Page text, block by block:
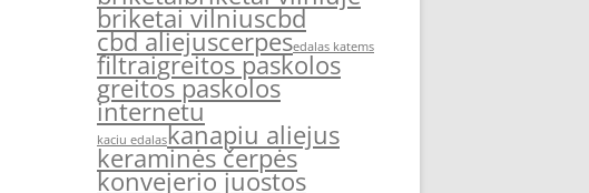
briketai vilniuscbd
cbd aliejuscerpesedalas katems
filtraigreitos paskolos
greitos paskolos
internetu
kaciu edalaskanapiu aliejus
keraminės čerpės
konvejerio juostos